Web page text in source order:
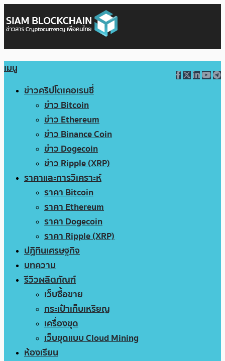
เมนู
ข่าวคริปโตเคอเรนซี่
ข่าว Bitcoin
ข่าว Ethereum
ข่าว Binance Coin
ข่าว Dogecoin
ข่าว Ripple (XRP)
ราคาและการวิเคราะห์
ราคา Bitcoin
ราคา Ethereum
ราคา Dogecoin
ราคา Ripple (XRP)
ปฏิทินเศรษฐกิจ
บทความ
รีวิวผลิตภัณฑ์
เว็บซื้อขาย
กระเป๋าเก็บเหรียญ
เครื่องขุด
เว็บขุดแบบ Cloud Mining
ห้องเรียน